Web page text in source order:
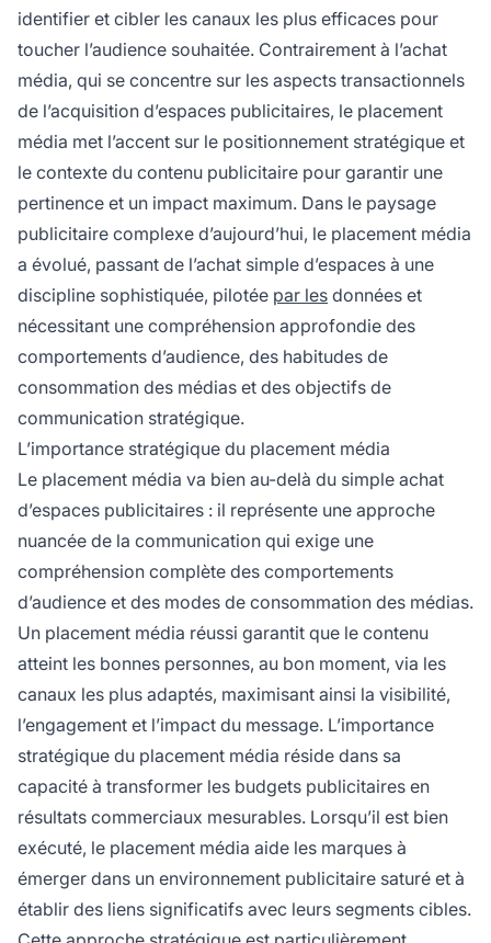
identifier et cibler les canaux les plus efficaces pour
toucher l’audience souhaitée. Contrairement à l’achat
média, qui se concentre sur les aspects transactionnels
de l’acquisition d’espaces publicitaires, le placement
média met l’accent sur le positionnement stratégique et
le contexte du contenu publicitaire pour garantir une
pertinence et un impact maximum. Dans le paysage
publicitaire complexe d’aujourd’hui, le placement média
a évolué, passant de l’achat simple d’espaces à une
discipline sophistiquée, pilotée par les données et
nécessitant une compréhension approfondie des
comportements d’audience, des habitudes de
consommation des médias et des objectifs de
communication stratégique.
L’importance stratégique du placement média
Le placement média va bien au-delà du simple achat
d’espaces publicitaires : il représente une approche
nuancée de la communication qui exige une
compréhension complète des comportements
d’audience et des modes de consommation des médias.
Un placement média réussi garantit que le contenu
atteint les bonnes personnes, au bon moment, via les
canaux les plus adaptés, maximisant ainsi la visibilité,
l’engagement et l’impact du message. L’importance
stratégique du placement média réside dans sa
capacité à transformer les budgets publicitaires en
résultats commerciaux mesurables. Lorsqu’il est bien
exécuté, le placement média aide les marques à
émerger dans un environnement publicitaire saturé et à
établir des liens significatifs avec leurs segments cibles.